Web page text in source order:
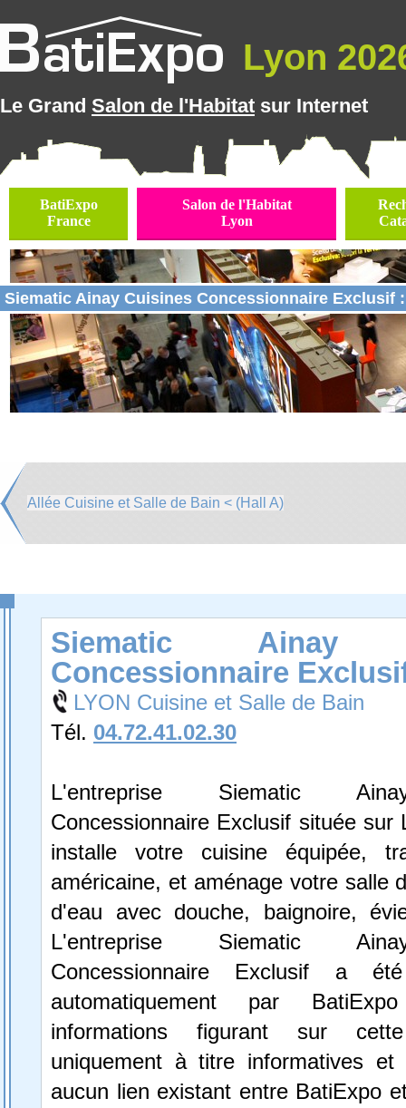
Lyon
Le Grand Salon de l'Habitat sur Internet
BatiExpo
France
Salon de l'Habitat
Lyon
Siematic Ainay Cuisines Concessionnaire Exclusif
Allée Cuisine et Salle de Bain < (Hall A)
Siematic Ainay
Concessionnaire
LYON Cuisine et Salle de Bain
Tél. 04.72.41.02.30
L'entreprise Siematic
Concessionnaire Exclusif située sur
installe votre cuisine équipée,
américaine, et aménage votre salle
d'eau avec douche, baignoire,
L'entreprise Siematic
Concessionnaire Exclusif a été
automatiquement par
informations figurant sur
uniquement à titre informatives et
aucun lien existant entre BatiExpo